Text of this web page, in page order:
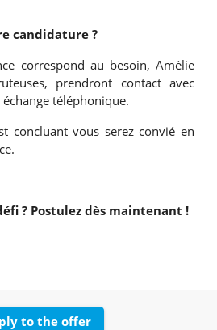
candidature ?
correspond au besoin, Amélie
prendront contact avec
téléphonique.
concluant vous serez convié en
? Postulez dès maintenant !
to the offer